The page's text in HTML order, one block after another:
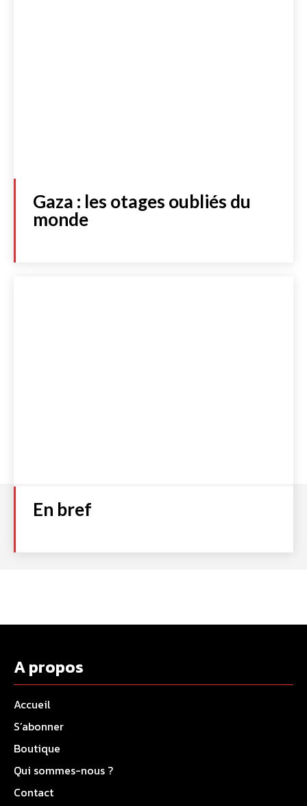
Gaza : les otages oubliés du
monde
En bref
A propos
Accueil
S’abonner
Boutique
Qui sommes-nous ?
Contact